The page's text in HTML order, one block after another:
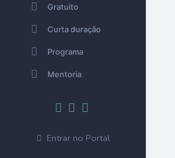
Gratuito
Curta duração
Programa
Mentoria
Entrar no Portal